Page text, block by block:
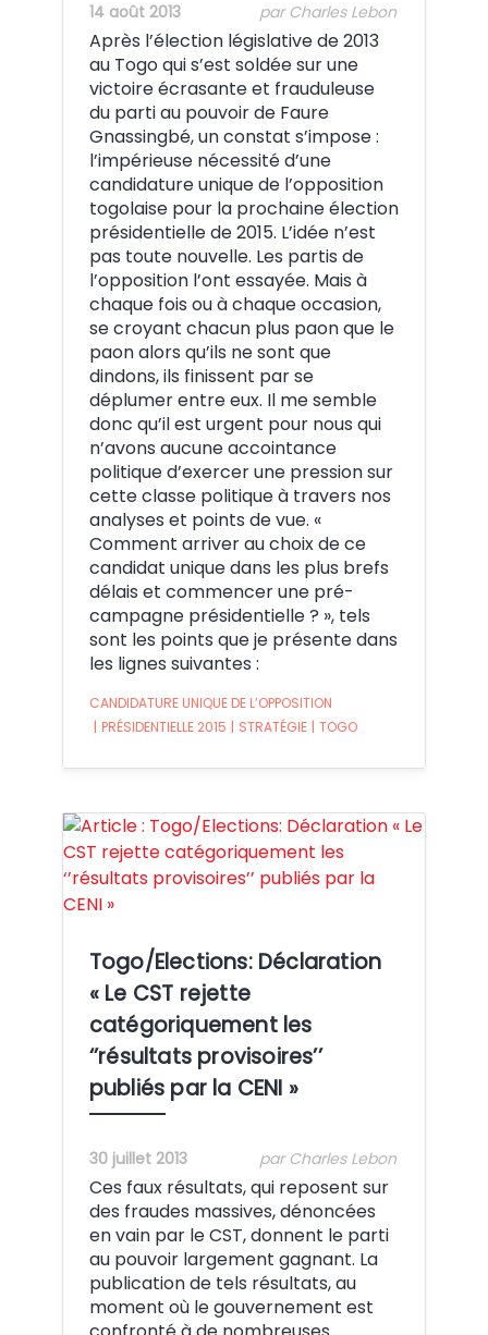
14 août 2013 par Charles Lebon
Après l’élection législative de 2013
au Togo qui s’est soldée sur une
victoire écrasante et frauduleuse
du parti au pouvoir de Faure
Gnassingbé, un constat s’impose :
l’impérieuse nécessité d’une
candidature unique de l’opposition
togolaise pour la prochaine élection
présidentielle de 2015. L’idée n’est
pas toute nouvelle. Les partis de
l’opposition l’ont essayée. Mais à
chaque fois ou à chaque occasion,
se croyant chacun plus paon que le
paon alors qu’ils ne sont que
dindons, ils finissent par se
déplumer entre eux. Il me semble
donc qu’il est urgent pour nous qui
n’avons aucune accointance
politique d’exercer une pression sur
cette classe politique à travers nos
analyses et points de vue. «
Comment arriver au choix de ce
candidat unique dans les plus brefs
délais et commencer une pré-
campagne présidentielle ? », tels
sont les points que je présente dans
les lignes suivantes :
CANDIDATURE UNIQUE DE L’OPPOSITION
| PRÉSIDENTIELLE 2015 | STRATÉGIE | TOGO
Togo/Elections: Déclaration
« Le CST rejette
catégoriquement les
‘’résultats provisoires’’
publiés par la CENI »
30 juillet 2013 par Charles Lebon
Ces faux résultats, qui reposent sur
des fraudes massives, dénoncées
en vain par le CST, donnent le parti
au pouvoir largement gagnant. La
publication de tels résultats, au
moment où le gouvernement est